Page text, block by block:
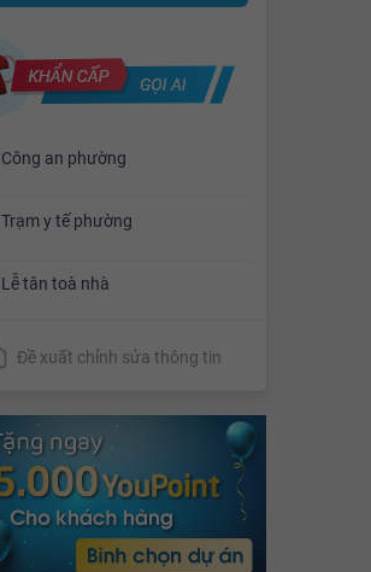
Công an phường
Trạm y tế phường
Lễ tân toà nhà
Đề xuất chỉnh sửa thông tin